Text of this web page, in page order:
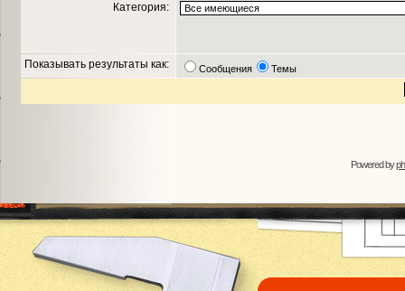
Категория:
Показывать результаты как: Сообщения Темы
Powered by